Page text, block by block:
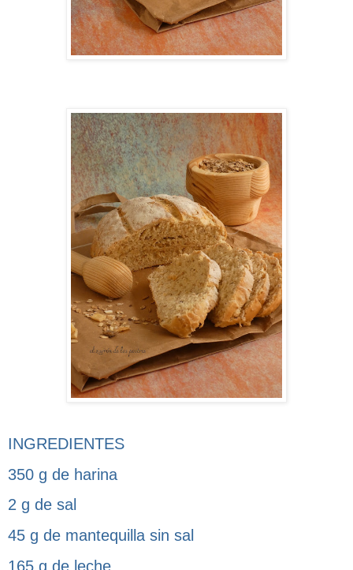
INGREDIENTES
350 g de harina
2 g de sal
45 g de mantequilla sin sal
165 g de leche